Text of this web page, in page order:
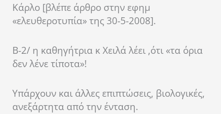
Κάρλο [βλέπε άρθρο στην εφημ
«ελευθεροτυπία» της 30-5-2008].
Β-2/ η καθηγήτρια κ Χειλά λέει ,ότι «τα όρια
δεν λένε τίποτα»!
Υπάρχουν και άλλες επιπτώσεις, βιολογικές,
ανεξάρτητα από την ένταση.